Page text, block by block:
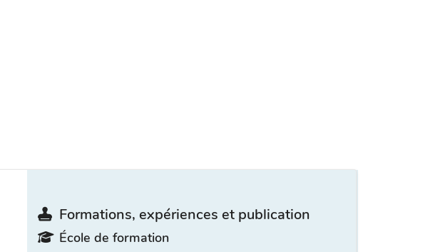
Formations, expériences et publication
École de formation